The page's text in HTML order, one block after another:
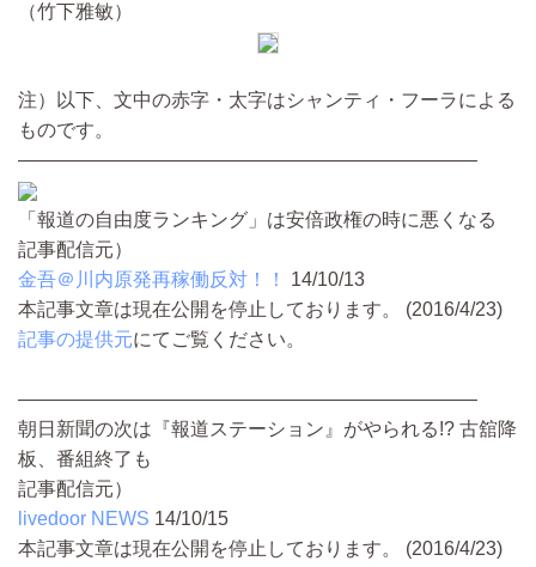
（竹下雅敏）
注）以下、文中の赤字・太字はシャンティ・フーラによる
ものです。
――――――――――――――――――――――――
「報道の自由度ランキング」は安倍政権の時に悪くなる
記事配信元）
金吾＠川内原発再稼働反対！！
14/10/13
本記事文章は現在公開を停止しております。 (2016/4/23)
記事の提供元にてご覧ください。
――――――――――――――――――――――――
朝日新聞の次は『報道ステーション』がやられる!? 古舘降
板、番組終了も
記事配信元）
livedoor NEWS 14/10/15
本記事文章は現在公開を停止しております。 (2016/4/23)